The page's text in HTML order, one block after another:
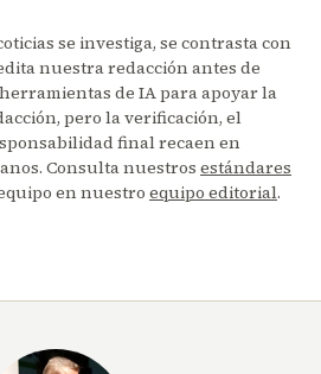
se investiga, se contrasta con
nuestra redacción antes de
de IA para apoyar la
pero la verificación, el
final recaen en
Consulta nuestros estándares
en nuestro equipo editorial.